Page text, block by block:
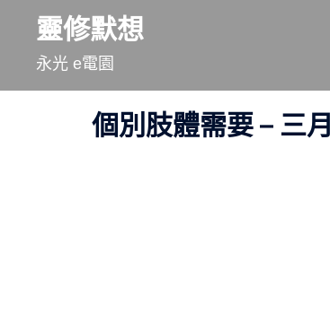
要
靈修默想
永光 e電園
個別肢體需要 – 三